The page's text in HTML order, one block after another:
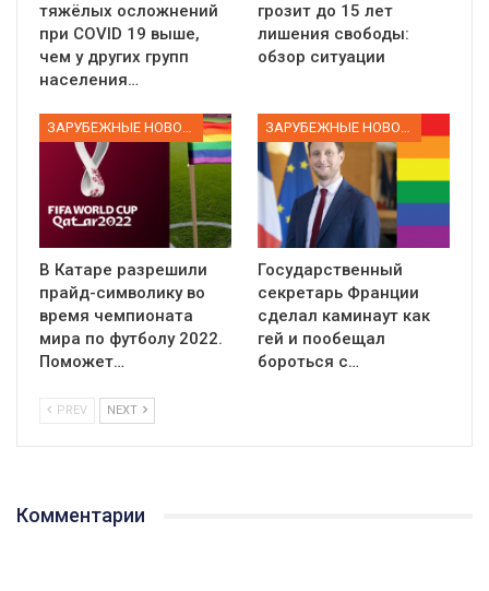
тяжёлых осложнений
при COVID 19 выше,
чем у других групп
населения…
грозит до 15 лет
лишения свободы:
обзор ситуации
ЗАРУБЕЖНЫЕ НОВОСТИ
В Катаре разрешили
прайд-символику во
время чемпионата
мира по футболу 2022.
Поможет…
ЗАРУБЕЖНЫЕ НОВОСТИ
Государственный
секретарь Франции
сделал каминаут как
гей и пообещал
бороться с…
PREV NEXT
Комментарии